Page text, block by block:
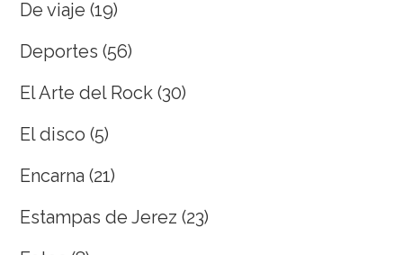
De viaje (19)
Deportes (56)
El Arte del Rock (30)
El disco (5)
Encarna (21)
Estampas de Jerez (23)